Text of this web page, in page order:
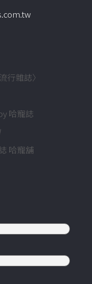
行雜誌〉
哈寵誌
哈寵舖